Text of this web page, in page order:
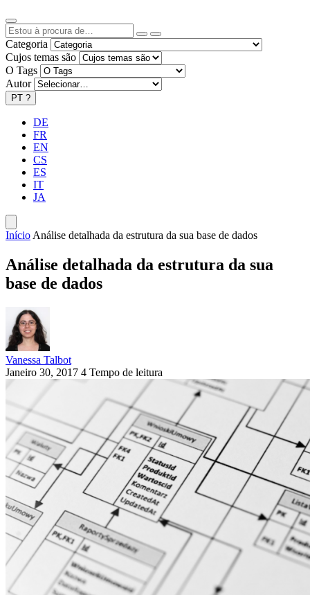
Categoria
Cujos temas são
O Tags
Autor
PT ?
DE
FR
EN
CS
ES
IT
JA
Início Análise detalhada da estrutura da sua base de dados
Análise detalhada da estrutura da sua
base de dados
Vanessa Talbot
Janeiro 30, 2017 4 Tempo de leitura